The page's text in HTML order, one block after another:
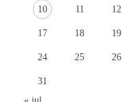
10 11 12
17 18 19
24 25 26
31